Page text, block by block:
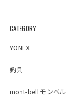
CATEGORY
YONEX
釣具
mont-bell モンベル